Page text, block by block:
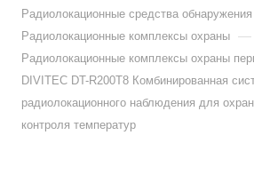
Радиолокационные средства обнаружения
Радиолокационные комплексы охраны —
Радиолокационные комплексы охраны
DIVITEC DT-R200T8 Комбинированная
радиолокационного наблюдения для
контроля температур